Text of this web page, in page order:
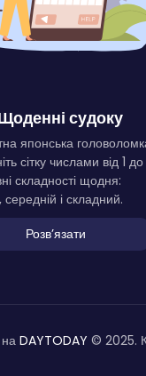
судоку
японська
сітку числами від 1
складності щодня:
середній і складний.
Розвʼязати
на DAYTODAY © 2025.